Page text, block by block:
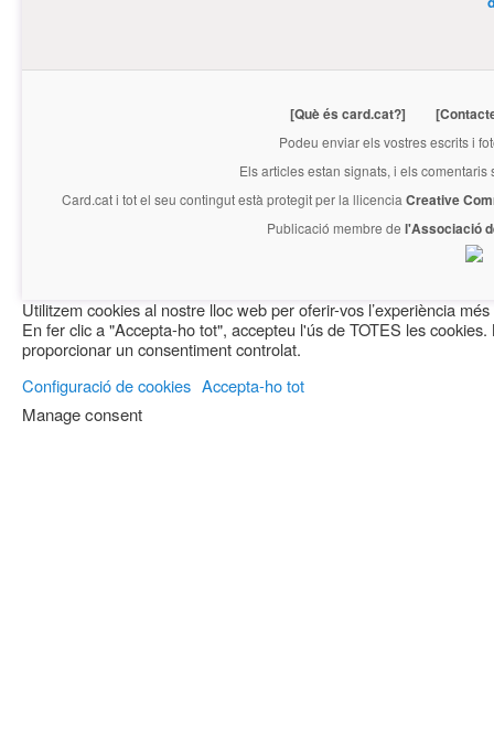
[Què és card.cat?]
Podeu enviar els vostres escrits i
Els articles estan signats, i els
Card.cati tot el seu contingut està protegit per la llicencia Creative
Publicació membre de l'Associació
Utilitzem cookies al nostre lloc web per oferir-vos l’experiència
En fer clic a "Accepta-ho tot", accepteu l'ús de TOTES les
proporcionar un consentiment controlat.
Configuració de cookies Accepta-ho tot
Manage consent